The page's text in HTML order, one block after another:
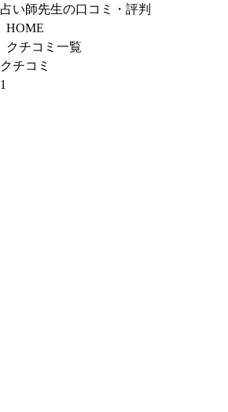
占い師先生の口コミ・評判
HOME
クチコミ一覧
クチコミ
1